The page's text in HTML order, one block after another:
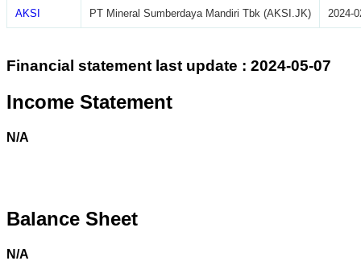
AKSI PT Mineral Sumberdaya Mandiri Tbk (AKSI.JK) 2024-
Financial statement last update : 2024-05-07
Income Statement
N/A
Balance Sheet
N/A